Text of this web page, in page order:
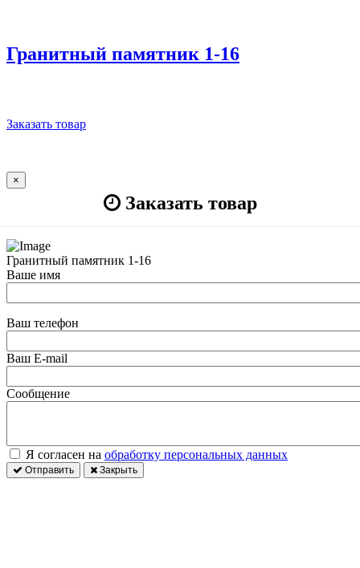
Гранитный памятник 1-16
Заказать товар
×
Заказать товар
Гранитный памятник 1-16
Ваше имя
Ваш телефон
Ваш E-mail
Сообщение
Я согласен на обработку персональных данных
Отправить Закрыть